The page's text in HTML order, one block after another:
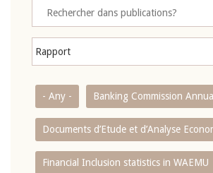
- Any - Banking Commission
Documents d’Etude et d’Analyse
Financial Inclusion statistics in WAEMU